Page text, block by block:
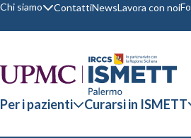
Chi siamo ContattiNewsLavora con noi
Per i pazienti Curarsi in ISMETT